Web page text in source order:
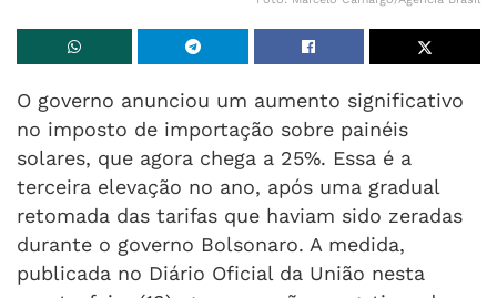
O governo anunciou um aumento significativo
no imposto de importação sobre painéis
solares, que agora chega a 25%. Essa é a
terceira elevação no ano, após uma gradual
retomada das tarifas que haviam sido zeradas
durante o governo Bolsonaro. A medida,
publicada no Diário Oficial da União nesta